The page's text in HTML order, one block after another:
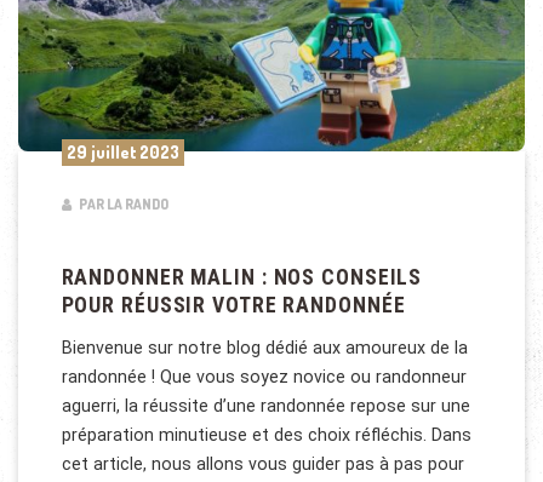
29 juillet 2023
PAR LA RANDO
RANDONNER MALIN : NOS CONSEILS
POUR RÉUSSIR VOTRE RANDONNÉE
Bienvenue sur notre blog dédié aux amoureux de la
randonnée ! Que vous soyez novice ou randonneur
aguerri, la réussite d’une randonnée repose sur une
préparation minutieuse et des choix réfléchis. Dans
cet article, nous allons vous guider pas à pas pour